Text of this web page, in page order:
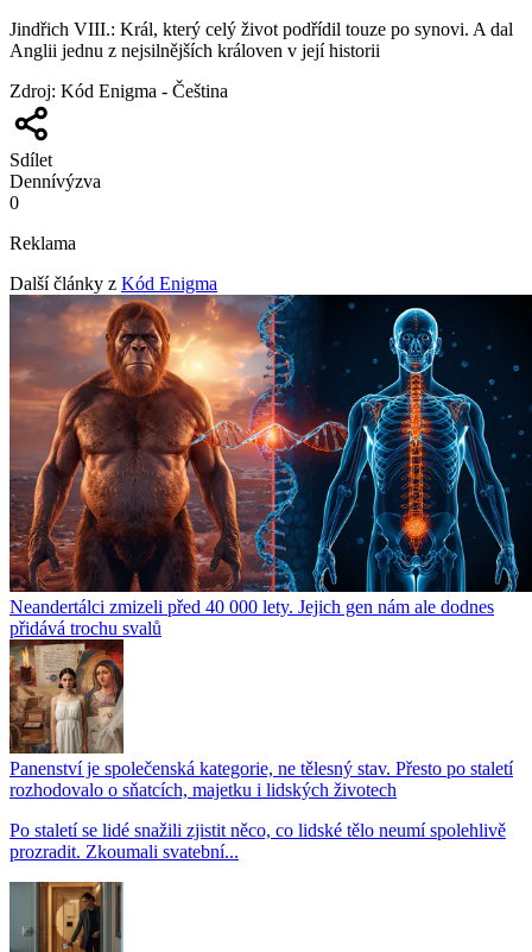
Jindřich VIII.: Král, který celý život podřídil touze po synovi. A dal
Anglii jednu z nejsilnějších královen v její historii
Zdroj: Kód Enigma - Čeština
Sdílet
Dennívýzva
0
Reklama
Další články z Kód Enigma
Neandertálci zmizeli před 40 000 lety. Jejich gen nám ale dodnes
přidává trochu svalů
Panenství je společenská kategorie, ne tělesný stav. Přesto po staletí
rozhodovalo o sňatcích, majetku i lidských životech
Po staletí se lidé snažili zjistit něco, co lidské tělo neumí spolehlivě
prozradit. Zkoumali svatební...